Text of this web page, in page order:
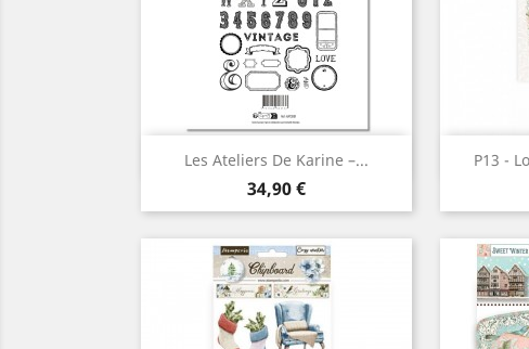
Les Ateliers De Karine –...
Prix
34,90 €
Aperçu rapide P13 -